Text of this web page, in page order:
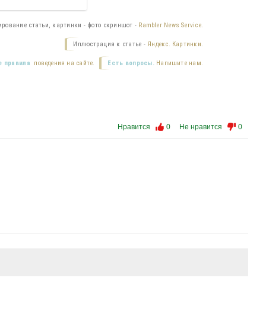
статьи, картинки - фото скриншот - Rambler News Service.
Иллюстрация к статье - Яндекс. Картинки.
Есть вопросы. Напишите нам.
правила поведения на сайте.
Нравится 0 Не нравится 0